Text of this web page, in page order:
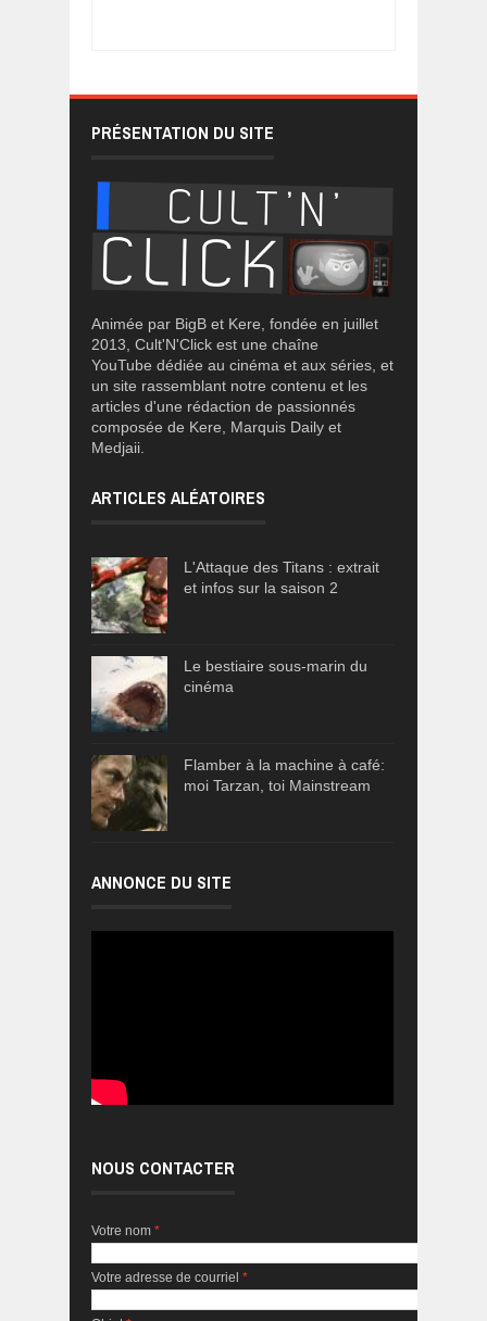
PRÉSENTATION DU SITE
Animée par BigB et Kere, fondée en juillet
2013, Cult'N'Click est une chaîne
YouTube dédiée au cinéma et aux séries, et
un site rassemblant notre contenu et les
articles d'une rédaction de passionnés
composée de Kere, Marquis Daily et
Medjaii.
ARTICLES ALÉATOIRES
L'Attaque des Titans : extrait
et infos sur la saison 2
Le bestiaire sous-marin du
cinéma
Flamber à la machine à café:
moi Tarzan, toi Mainstream
ANNONCE DU SITE
NOUS CONTACTER
Votre nom *
Votre adresse de courriel *